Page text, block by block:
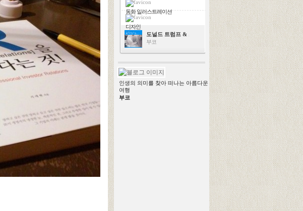
동화 일러스트레이션
디자인
도널드 트럼프 & 스칼렛 요한슨
부코
인생의 의미를 찾아 떠나는 아름다운
여행
부코